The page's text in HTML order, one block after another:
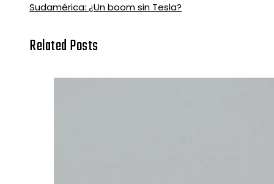
Sudamérica: ¿Un boom sin Tesla?
Related Posts